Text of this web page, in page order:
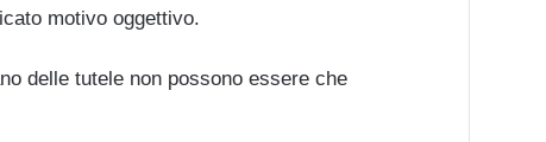
motivo oggettivo.
delle tutele non possono essere che